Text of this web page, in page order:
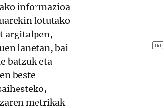
informazioa
lotutako
argitalpen,
lanetan, bai
batzuk eta
beste
metrikak